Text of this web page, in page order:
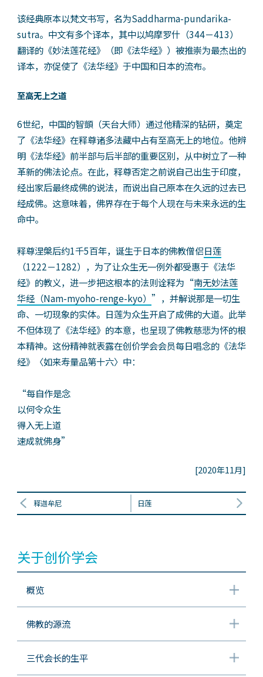
该经典原本以梵文书写，名为Saddharma-pundarika-
sutra。中文有多个译本，其中以鸠摩罗什（344－413）
翻译的《妙法莲花经》（即《法华经》）被推崇为最杰出的
译本，亦促使了《法华经》于中国和日本的流布。
至高无上之道
6世纪，中国的智顗（天台大师）通过他精深的钻研，奠定
了《法华经》在释尊诸多法藏中占有至高无上的地位。他辨
明《法华经》前半部与后半部的重要区别，从中树立了一种
革新的佛法论点。在此，释尊否定之前说自己出生于印度，
经出家后最终成佛的说法，而说出自己原本在久远的过去已
经成佛。这意味着，佛界存在于每个人现在与未来永远的生
命中。
释尊涅槃后约1千5百年，诞生于日本的佛教僧侣日莲
（1222－1282），为了让众生无一例外都受惠于《法华
经》的教义，进一步把这根本的法则诠释为“南无妙法莲
华经（Nam-myoho-renge-kyo） ”，并解说那是一切生
命、一切现象的实体。日莲为众生开启了成佛的大道。此举
不但体现了《法华经》的本意，也呈现了佛教慈悲为怀的根
本精神。这份精神就表露在创价学会会员每日唱念的《法华
经》〈如来寿量品第十六〉中：
“每自作是念
以何令众生
得入无上道
速成就佛身”
[2020年11月]
释迦牟尼 日莲
关于创价学会
概览
佛教的源流
三代会长的生平